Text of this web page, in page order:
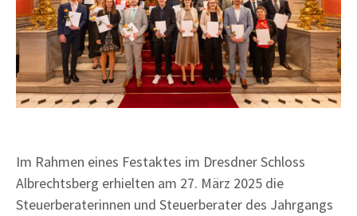
Im Rahmen eines Festaktes im Dresdner Schloss
Albrechtsberg erhielten am 27. März 2025 die
Steuerberaterinnen und Steuerberater des Jahrgangs